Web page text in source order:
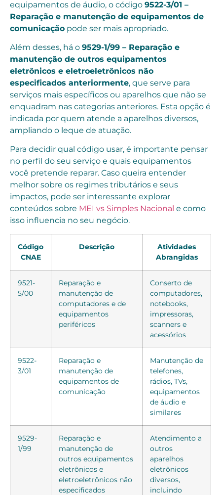
equipamentos de áudio, o código 9522-3/01 –
Reparação e manutenção de equipamentos de
comunicação pode ser mais apropriado.
Além desses, há o 9529-1/99 – Reparação e
manutenção de outros equipamentos
eletrônicos e eletroeletrônicos não
especificados anteriormente, que serve para
serviços mais específicos ou aparelhos que não se
enquadram nas categorias anteriores. Esta opção é
indicada por quem atende a aparelhos diversos,
ampliando o leque de atuação.
Para decidir qual código usar, é importante pensar
no perfil do seu serviço e quais equipamentos
você pretende reparar. Caso queira entender
melhor sobre os regimes tributários e seus
impactos, pode ser interessante explorar
conteúdos sobre MEI vs Simples Nacional e como
isso influencia no seu negócio.
Código
CNAE
Descrição
Atividades
Abrangidas
9521-
5/00
Reparação e
manutenção de
computadores e de
equipamentos
periféricos
Conserto de
computadores,
notebooks,
impressoras,
scanners e
acessórios
9522-
3/01
Reparação e
manutenção de
equipamentos de
comunicação
Manutenção de
telefones,
rádios, TVs,
equipamentos
de áudio e
similares
9529-
1/99
Reparação e
manutenção de
outros equipamentos
eletrônicos e
eletroeletrônicos não
especificados
Atendimento a
outros
aparelhos
eletrônicos
diversos,
incluindo